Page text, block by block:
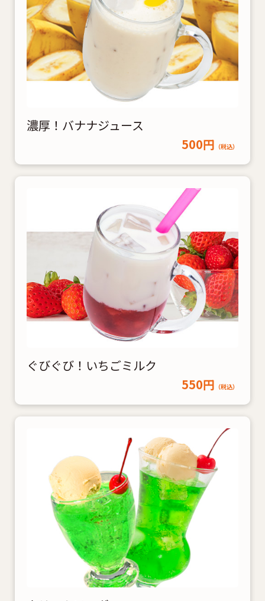
濃厚！バナナジュース
500円 （税込）
ぐびぐび！いちごミルク
550円 （税込）